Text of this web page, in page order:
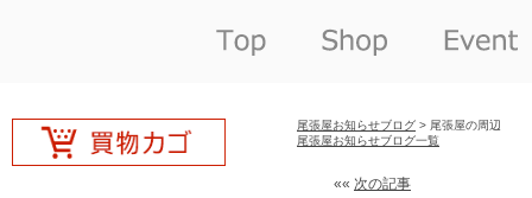
尾張屋お知らせブログ > 尾張屋の周辺
尾張屋お知らせブログ一覧
«« 次の記事